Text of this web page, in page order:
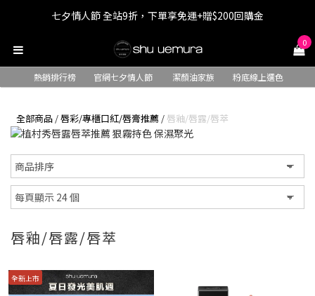
七夕情人節 全站9折，下單享免運+贈$200回購金
七夕情人節 全站9折，下單享免運+贈$200回購金
LINE最高回饋8%，滿$1,500限量贈抹茶潔顏油15ml
七夕情人節 全站9折，下單享免運+贈$200回購金
0
熱銷排行榜 官網七夕情人節 潔顏油家族 粉底線上選色
全部商品 /唇彩/專櫃口紅/唇膏推薦 / 唇釉/唇露/唇萃
唇釉/唇露/唇萃
全新上市